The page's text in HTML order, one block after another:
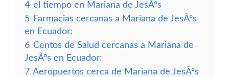
4 el tiempo en Mariana de JesÃºs
5 Farmacias cercanas a Mariana de JesÃºs
en Ecuador:
6 Centos de Salud cercanas a Mariana de
JesÃºs en Ecuador:
7 Aeropuertos cerca de Mariana de JesÃºs